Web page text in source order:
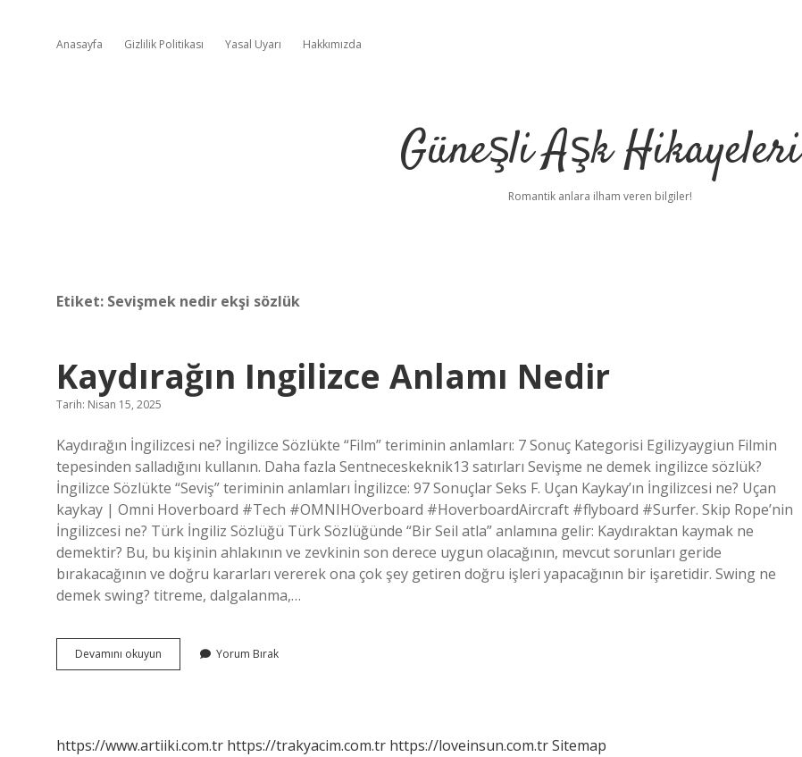
Anasayfa Gizlilik Politikası Yasal Uyarı Hakkımızda
Güneşli Aşk Hikayeleri
Romantik anlara ilham veren bilgiler!
Etiket: Sevişmek nedir ekşi sözlük
Kaydırağın Ingilizce Anlamı Nedir
Tarih: Nisan 15, 2025
Kaydırağın İngilizcesi ne? İngilizce Sözlükte “Film” teriminin anlamları: 7 Sonuç Kategorisi Egilizyaygiun Filmin
tepesinden salladığını kullanın. Daha fazla Sentneceskeknik13 satırları Sevişme ne demek ingilizce sözlük?
İngilizce Sözlükte “Seviş” teriminin anlamları İngilizce: 97 Sonuçlar Seks F. Uçan Kaykay’ın İngilizcesi ne? Uçan
kaykay | Omni Hoverboard #Tech #OMNIHOverboard #HoverboardAircraft #flyboard #Surfer. Skip Rope’nin
İngilizcesi ne? Türk İngiliz Sözlüğü Türk Sözlüğünde “Bir Seil atla” anlamına gelir: Kaydıraktan kaymak ne
demektir? Bu, bu kişinin ahlakının ve zevkinin son derece uygun olacağının, mevcut sorunları geride
bırakacağının ve doğru kararları vererek ona çok şey getiren doğru işleri yapacağının bir işaretidir. Swing ne
demek swing? titreme, dalgalanma,…
Devamını okuyun Kaydırağın
Ingilizce
Yorum Bırak
https://www.artiiki.com.tr https://trakyacim.com.tr https://loveinsun.com.trSitemap